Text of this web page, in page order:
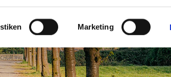
Auswahl der gewünschten Cookies kann
werden.
Marketing